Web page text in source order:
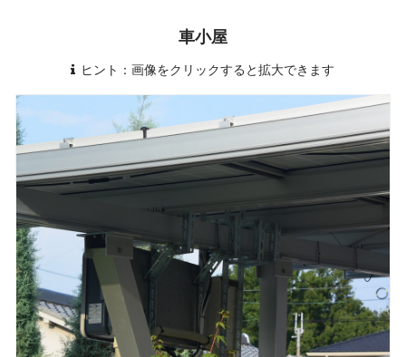
車小屋
ヒント：画像をクリックすると拡大できます